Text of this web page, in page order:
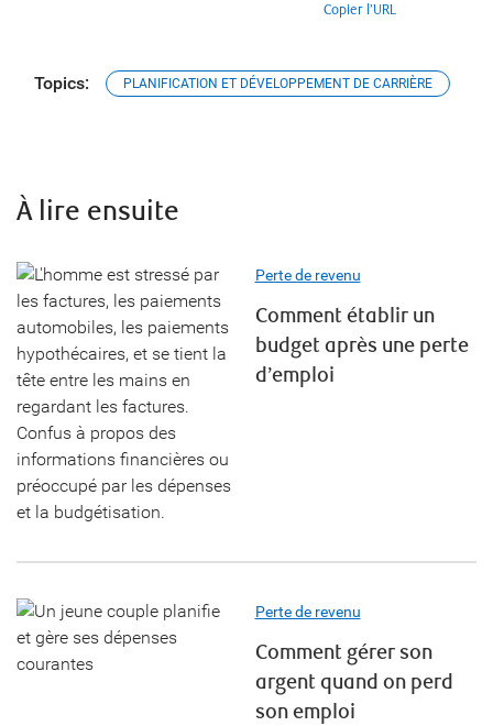
Copier l’URL
Topics: PLANIFICATION ET DÉVELOPPEMENT DE CARRIÈRE
À lire ensuite
Perte de revenu
Comment établir un
budget après une perte
d’emploi
Perte de revenu
Comment gérer son
argent quand on perd
son emploi